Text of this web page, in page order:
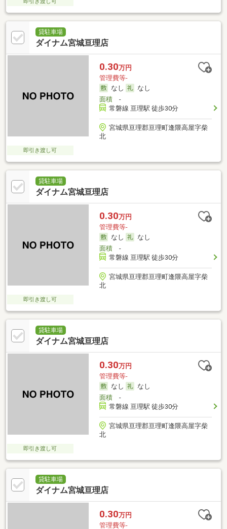
即引き渡し可
貸駐車場
ダイナム宮城亘理店
0.30万円
管理費等-
なし
なし
面積-
常磐線 亘理駅 徒歩30分
宮城県亘理郡亘理町逢隈高屋字柴
北
即引き渡し可
貸駐車場
ダイナム宮城亘理店
0.30万円
管理費等-
なし
なし
面積-
常磐線 亘理駅 徒歩30分
宮城県亘理郡亘理町逢隈高屋字柴
北
即引き渡し可
貸駐車場
ダイナム宮城亘理店
0.30万円
管理費等-
なし
なし
面積-
常磐線 亘理駅 徒歩30分
宮城県亘理郡亘理町逢隈高屋字柴
北
即引き渡し可
貸駐車場
ダイナム宮城亘理店
0.30万円
管理費等-